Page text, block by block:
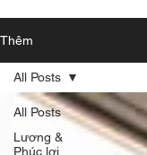
Thêm
All Posts
Lương &
Phúc lợi
All Posts